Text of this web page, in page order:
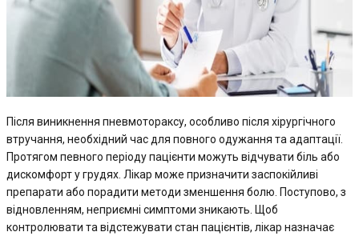
Після виникнення пневмотораксу, особливо після хірургічного
втручання, необхідний час для повного одужання та адаптації.
Протягом певного періоду пацієнти можуть відчувати біль або
дискомфорт у грудях. Лікар може призначити заспокійливі
препарати або порадити методи зменшення болю. Поступово, з
відновленням, неприємні симптоми зникають. Щоб
контролювати та відстежувати стан пацієнтів, лікар назначає